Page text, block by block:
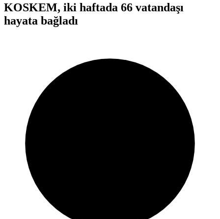
KOSKEM, iki haftada 66 vatandaşı
hayata bağladı